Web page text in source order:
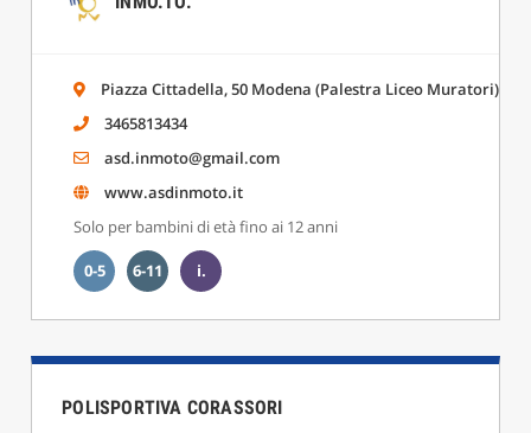
Piazza Cittadella, 50 Modena (Palestra Liceo Muratori)
3465813434
asd.inmoto@gmail.com
www.asdinmoto.it
Solo per bambini di età fino ai 12 anni
0-5 6-11 i.
POLISPORTIVA CORASSORI